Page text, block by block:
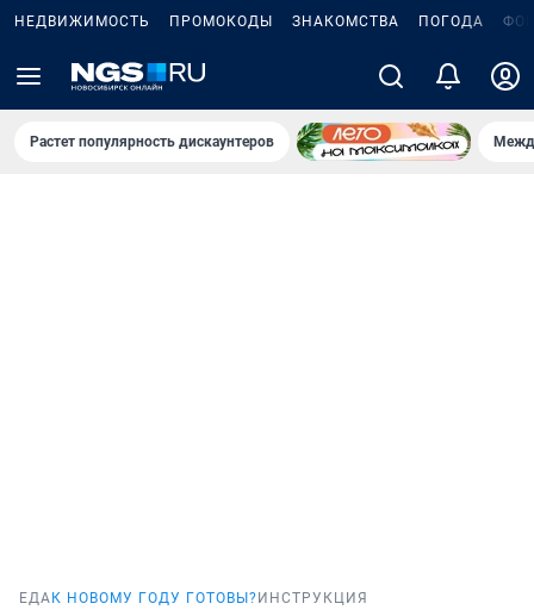
НЕДВИЖИМОСТЬ ПРОМОКОДЫ ЗНАКОМСТВА ПОГОДА
Растет популярность дискаунтеров
ЕДА К НОВОМУ ГОДУ ГОТОВЫ? ИНСТРУКЦИЯ